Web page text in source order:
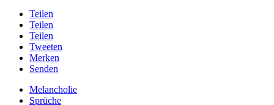
Teilen
Teilen
Teilen
Tweeten
Merken
Senden
Melancholie
Sprüche